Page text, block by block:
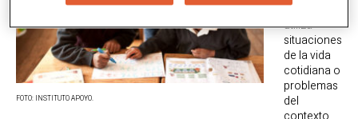
FOTO: INSTITUTO APOYO.
(EMR), que
utiliza
situaciones
de la vida
cotidiana o
problemas
del